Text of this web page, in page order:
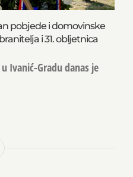
pobjede i domovinske
i 31. obljetnica
Ivanić-Gradu danas je